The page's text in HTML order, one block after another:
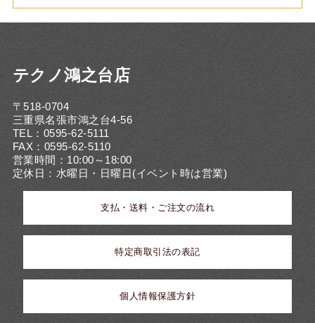
テクノ鴻之台店
〒518-0704
三重県名張市鴻之台4-56
TEL：0595-62-5111
FAX：0595-62-5110
営業時間：10:00～18:00
定休日：水曜日・日曜日(イベント時は営業)
支払・送料・ご注文の流れ
特定商取引法の表記
個人情報保護方針